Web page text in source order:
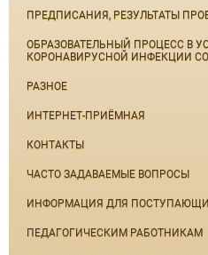
ПРЕДПИСАНИЯ, РЕЗУЛЬТАТЫ
ОБРАЗОВАТЕЛЬНЫЙ ПРОЦЕСС В
КОРОНАВИРУСНОЙ ИНФЕКЦИИ
РАЗНОЕ
ИНТЕРНЕТ-ПРИЁМНАЯ
КОНТАКТЫ
ЧАСТО ЗАДАВАЕМЫЕ ВОПРОСЫ
ИНФОРМАЦИЯ ДЛЯ
ПЕДАГОГИЧЕСКИМ РАБОТНИКАМ